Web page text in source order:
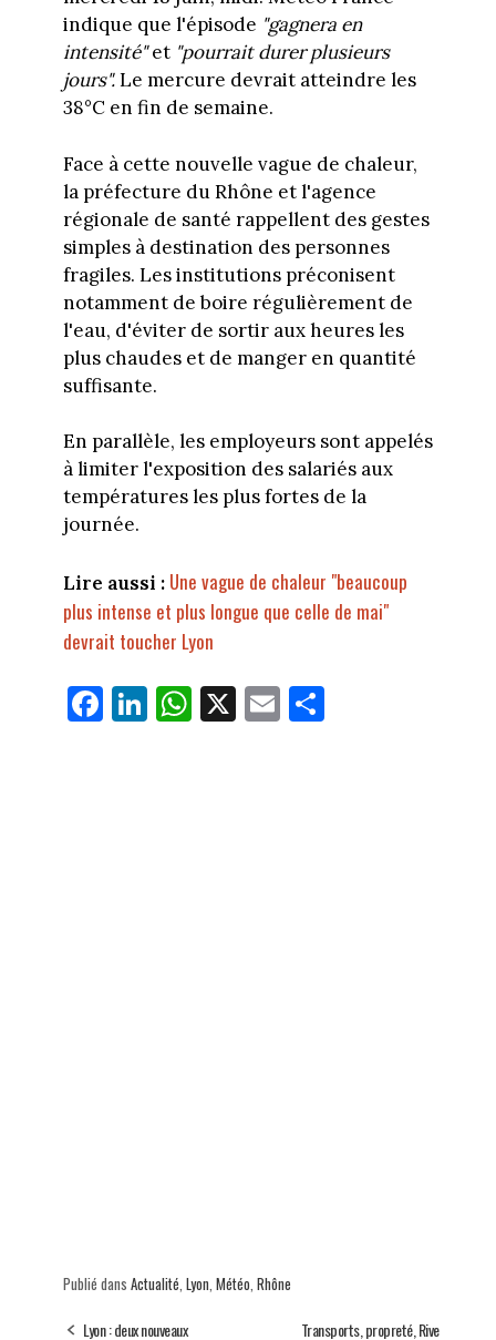
indique que l'épisode "gagnera en
intensité"et "pourrait durer plusieurs
jours".Le mercure devrait atteindre les
38°C en fin de semaine.
Face à cette nouvelle vague de chaleur,
la préfecture du Rhône et l'agence
régionale de santé rappellent des gestes
simples à destination des personnes
fragiles. Les institutions préconisent
notamment de boire régulièrement de
l'eau, d'éviter de sortir aux heures les
plus chaudes et de manger en quantité
suffisante.
En parallèle, les employeurs sont appelés
à limiter l'exposition des salariés aux
températures les plus fortes de la
journée.
Lire aussi : Une vague de chaleur "beaucoup
plus intense et plus longue que celle de mai"
devrait toucher Lyon
Fa
ce
Li
nk
W
ha
X E
m
Pa
Publié dans Actualité, Lyon, Météo, Rhône
Lyon : deux nouveaux Transports, propreté, Rive